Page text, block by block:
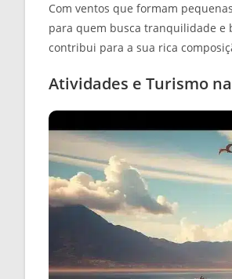
Com ventos que formam
para quem busca tranquilidade e
contribui para a sua rica
Atividades e Turismo